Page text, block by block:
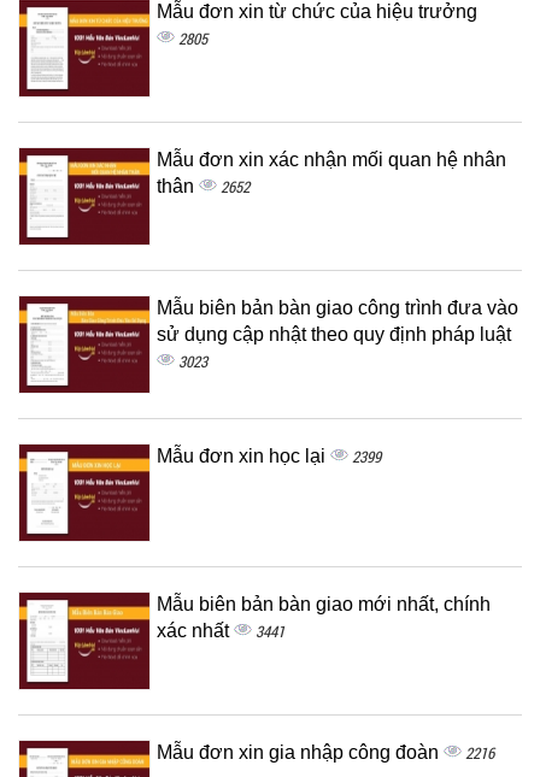
Mẫu đơn xin từ chức của hiệu trưởng
2805
Mẫu đơn xin xác nhận mối quan hệ nhân
thân
2652
Mẫu biên bản bàn giao công trình đưa vào
sử dụng cập nhật theo quy định pháp luật
3023
Mẫu đơn xin học lại 2399
Mẫu biên bản bàn giao mới nhất, chính
xác nhất
3441
Mẫu đơn xin gia nhập công đoàn 2216